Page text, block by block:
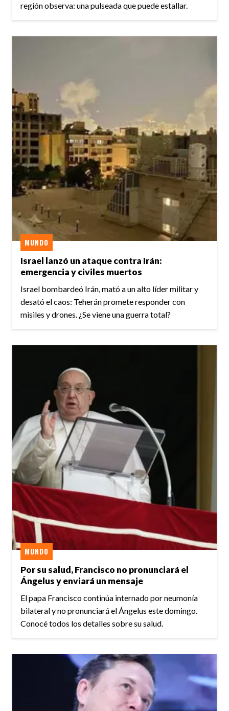
región observa: una pulseada que puede estallar.
Israel lanzó un ataque contra Irán:
emergencia y civiles muertos
MUNDO
Israel bombardeó Irán, mató a un alto líder militar y
desató el caos: Teherán promete responder con
misiles y drones. ¿Se viene una guerra total?
Por su salud, Francisco no pronunciará el
Ángelus y enviará un mensaje
MUNDO
El papa Francisco continúa internado por neumonía
bilateral y no pronunciará el Ángelus este domingo.
Conocé todos los detalles sobre su salud.